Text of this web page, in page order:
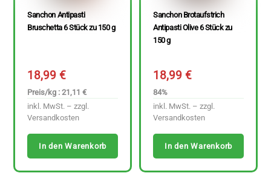
Sanchon Antipasti
Bruschetta 6 Stück zu 150 g
18,99€
Preis/kg : 21,11 €
inkl. MwSt. – zzgl.
Versandkosten
In den Warenkorb
Sanchon Brotaufstrich
Antipasti Olive 6 Stück zu
150 g
18,99€
84%
inkl. MwSt. – zzgl.
Versandkosten
In den Warenkorb